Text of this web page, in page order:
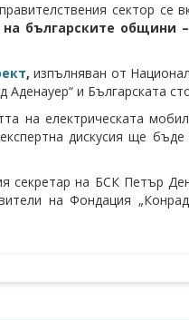
сектор се
българските общини
, изпълняван от
и Българската
на електрическата
дискусия ще
на БСК Петър
на Фондация